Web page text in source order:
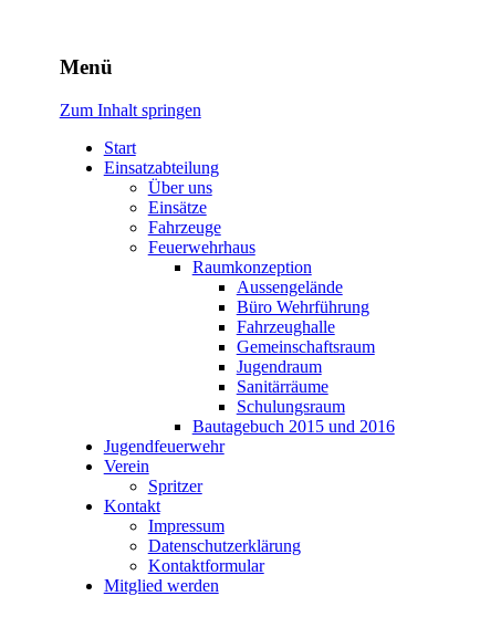
Freiwillige Feuerwehr
Menü
Zum Inhalt springen
Start
Einsatzabteilung
Über uns
Einsätze
Fahrzeuge
Feuerwehrhaus
Raumkonzeption
Aussengelände
Büro Wehrführung
Fahrzeughalle
Gemeinschaftsraum
Jugendraum
Sanitärräume
Schulungsraum
Bautagebuch 2015 und 2016
Jugendfeuerwehr
Verein
Spritzer
Kontakt
Impressum
Datenschutzerklärung
Kontaktformular
Mitglied werden